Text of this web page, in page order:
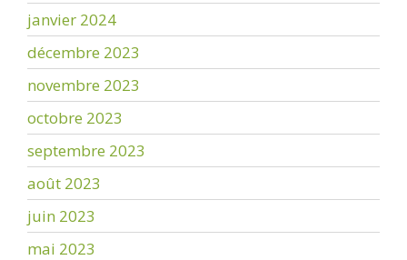
janvier 2024
décembre 2023
novembre 2023
octobre 2023
septembre 2023
août 2023
juin 2023
mai 2023